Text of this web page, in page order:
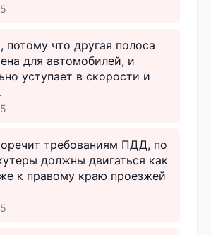
потому что другая полоса
для автомобилей, и
уступает в скорости и
требованиям ПДД, по
должны двигаться как
к правому краю проезжей